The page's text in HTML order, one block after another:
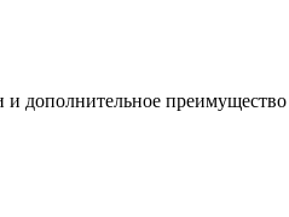
дополнительное